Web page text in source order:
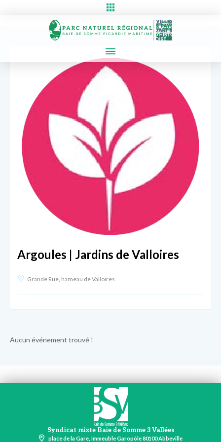
Argoules | Jardins de Valloires
Grande Rue, hameau de Valloires
Aucun événement trouvé !
Syndicat mixte Baie de Somme 3 Vallées
place de la Gare, Immeuble Garopôle 80100 Abbeville